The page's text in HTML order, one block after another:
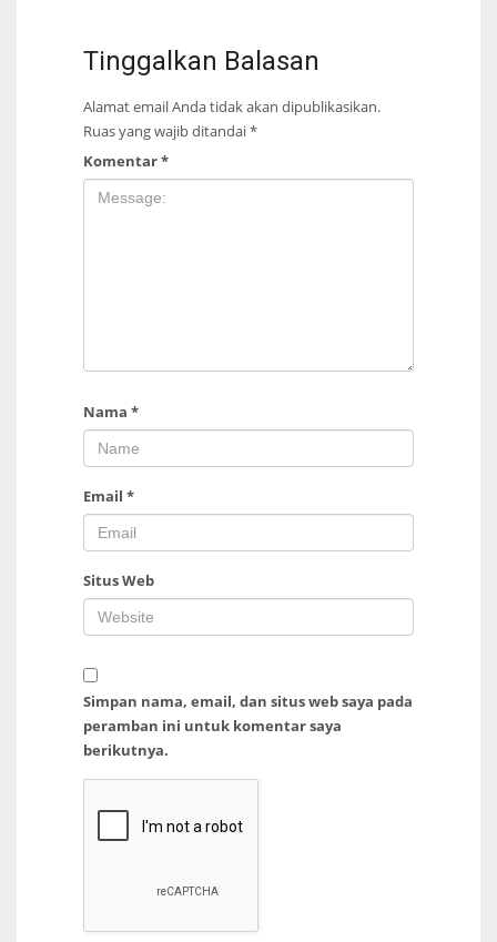
Tinggalkan Balasan
Alamat email Anda tidak akan dipublikasikan.
Ruas yang wajib ditandai*
Komentar*
Nama *
Email *
Situs Web
Simpan nama, email, dan situs web saya pada
peramban ini untuk komentar saya
berikutnya.